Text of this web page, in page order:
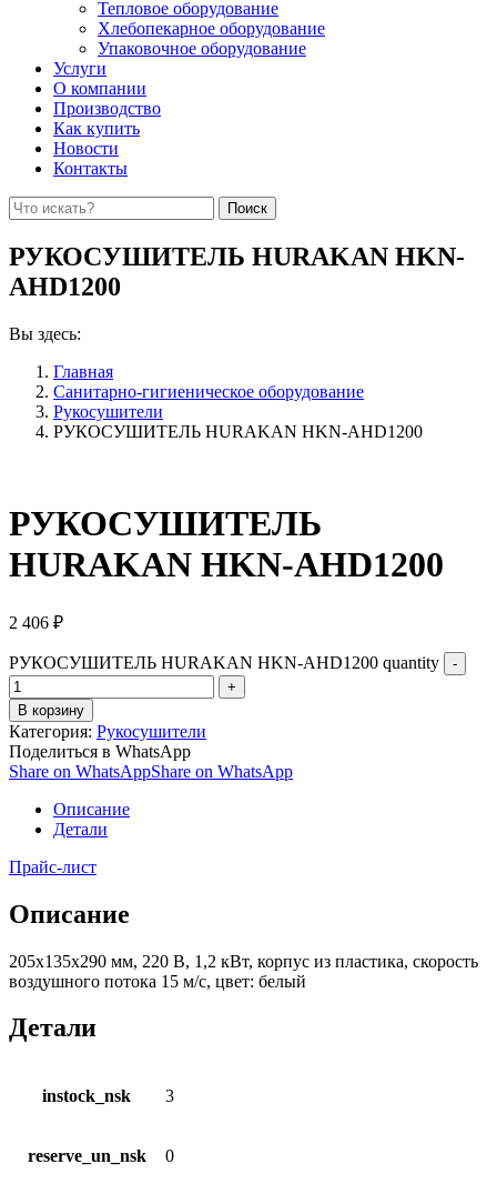
Тепловое оборудование
Хлебопекарное оборудование
Упаковочное оборудование
Услуги
О компании
Производство
Как купить
Новости
Контакты
РУКОСУШИТЕЛЬ HURAKAN HKN-
AHD1200
Вы здесь:
Главная
Санитарно-гигиеническое оборудование
Рукосушители
РУКОСУШИТЕЛЬ HURAKAN HKN-AHD1200
РУКОСУШИТЕЛЬ
HURAKAN HKN-AHD1200
2 406 ₽
РУКОСУШИТЕЛЬ HURAKAN HKN-AHD1200 quantity
В корзину
Категория: Рукосушители
Поделиться в WhatsApp
Share on WhatsAppShare on WhatsApp
Описание
Детали
Прайс-лист
Описание
205х135х290 мм, 220 В, 1,2 кВт, корпус из пластика, скорость
воздушного потока 15 м/с, цвет: белый
Детали
instock_nsk 3
reserve_un_nsk 0